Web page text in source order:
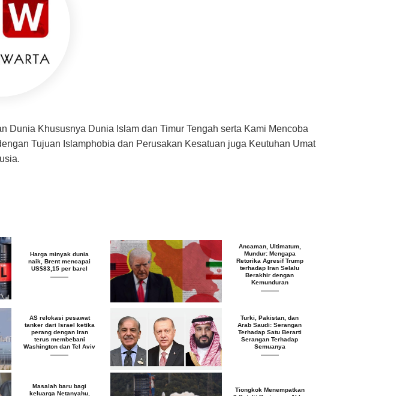
Dunia Khususnya Dunia Islam dan Timur Tengah serta Kami Mencoba
Tujuan Islamphobia dan Perusakan Kesatuan juga Keutuhan Umat
Harga minyak dunia
naik, Brent mencapai
US$83,15 per barel
Ancaman, Ultimatum,
Mundur: Mengapa
Retorika Agresif Trump
terhadap Iran Selalu
Berakhir dengan
Kemunduran
AS relokasi pesawat
tanker dari Israel ketika
perang dengan Iran
terus membebani
Washington dan Tel Aviv
Turki, Pakistan, dan
Arab Saudi: Serangan
Terhadap Satu Berarti
Serangan Terhadap
Semuanya
Masalah baru bagi
keluarga Netanyahu,
Tiongkok Menempatkan